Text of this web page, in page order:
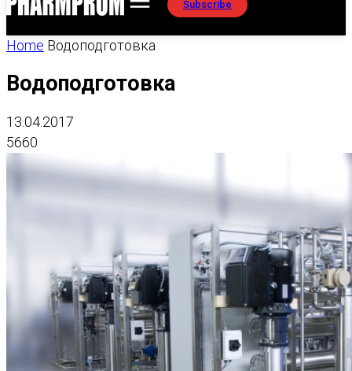
Subscribe
Home Водоподготовка
Водоподготовка
13.04.2017
5660